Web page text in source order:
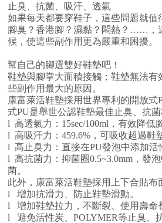
止臭、抗菌、吸汗、透氣
如果每天都要穿鞋子，這些問題就值
腳臭？香港腳？濕黏？悶熱？……，
候，使這些副作用更為嚴重和困擾。
幫自己的腳選雙好鞋墊吧！
鞋墊與腳掌大面積接觸；鞋墊無法
些副作用最大的原因。
康富萊活鞋墊採用世界專利的開放
式PU是舉世公認鞋墊最佳止臭、抗菌
l 高透氣力：15sec/100ml，有效降低
l 高吸汗力：459.6%，可吸收超過鞋
l 高止臭力：直接在PU發泡中添加活
l 高抗菌力：抑菌圈0.5~3.0mm，發
菌。
此外，康富萊活鞋墊採用上下合貼布
l 增加抗滑力、防止鞋墊滑動。
l 增加鞋墊拉力，不斷裂、使用壽命
l 避免活性炭、POLYMER等止臭、